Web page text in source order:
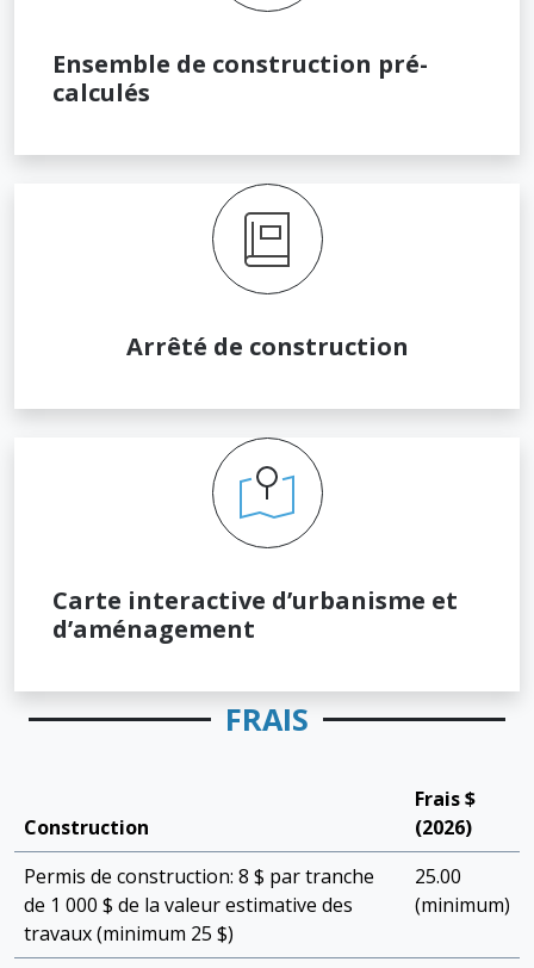
Ensemble de construction pré-
calculés
Arrêté de construction
Carte interactive d’urbanisme et
d’aménagement
FRAIS
Construction
Frais $
(2026)
Permis de construction: 8 $ par tranche
de 1 000 $ de la valeur estimative des
travaux (minimum 25 $)
25.00
(minimum)